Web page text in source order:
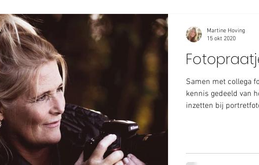
Samen met collega
kennis gedeeld van
inzetten bij
Martine Hoving
15 okt 2020